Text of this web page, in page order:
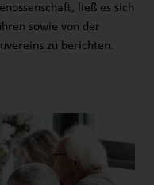
ließ es sich
sowie von der
zu berichten.